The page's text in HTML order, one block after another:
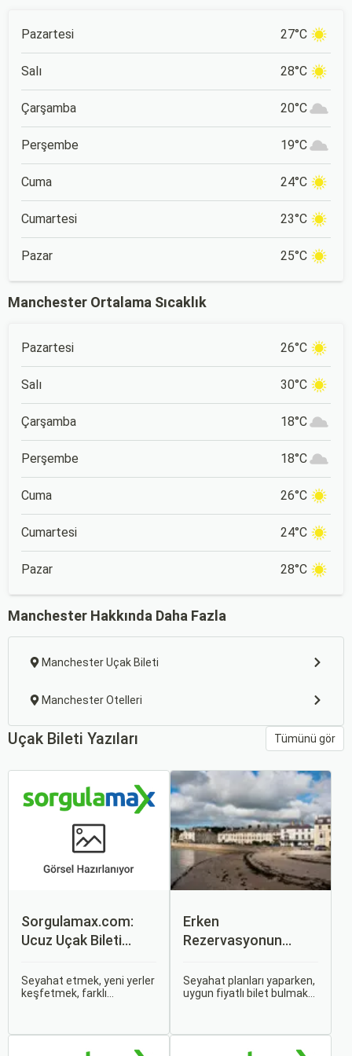
Pazartesi 27°C
Salı 28°C
Çarşamba 20°C
Perşembe 19°C
Cuma 24°C
Cumartesi 23°C
Pazar 25°C
Manchester Ortalama Sıcaklık
Pazartesi 26°C
Salı 30°C
Çarşamba 18°C
Perşembe 18°C
Cuma 26°C
Cumartesi 24°C
Pazar 28°C
Manchester Hakkında Daha Fazla
Manchester Uçak Bileti
Manchester Otelleri
Uçak Bileti Yazıları Tümünü gör
Sorgulamax.com:
Ucuz Uçak Bileti
Seyahat etmek, yeni yerler
keşfetmek, farklı
Erken
Rezervasyonun
Otobüs Bileti Satın
Alma İpuçları
Seyahat planları yaparken,
uygun fiyatlı bilet bulmak